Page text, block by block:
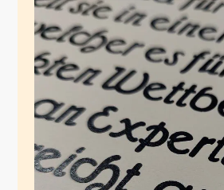
Die
November 16,